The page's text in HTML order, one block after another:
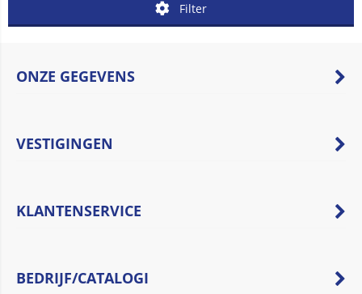
Filter
ONZE GEGEVENS
VESTIGINGEN
KLANTENSERVICE
BEDRIJF/CATALOGI